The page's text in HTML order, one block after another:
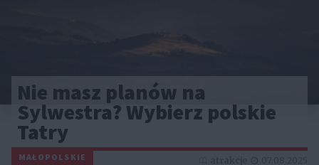
Nie masz planów na
Sylwestra? Wybierz polskie
Tatry
MAŁOPOLSKIE